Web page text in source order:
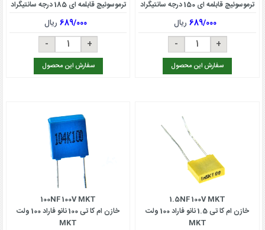
ترموسوئیچ قابلمه ای 150 درجه سانتیگراد
689/000 ریال
سفارش این محصول
ترموسوئیچ قابلمه ای 185 درجه سانتیگراد
689/000ریال
سفارش این محصول
1.5NF 100V MKT
خازن ام کا تی 1.5 نانو فاراد 100 ولت
MKT
100NF 100V MKT
خازن ام کا تی 100 نانو فاراد 100 ولت
MKT